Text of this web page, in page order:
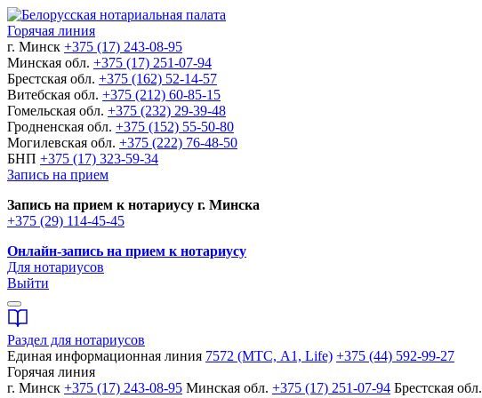
Горячая линия
г. Минск +375 (17) 243-08-95
Минская обл. +375 (17) 251-07-94
Брестская обл. +375 (162) 52-14-57
Витебская обл. +375 (212) 60-85-15
Гомельская обл. +375 (232) 29-39-48
Гродненская обл. +375 (152) 55-50-80
Могилевская обл. +375 (222) 76-48-50
БНП +375 (17) 323-59-34
Запись на прием
Запись на прием к нотариусу г. Минска
+375 (29) 114-45-45
Онлайн-запись на прием к нотариусу
Для нотариусов
Выйти
Раздел для нотариусов
Единая информационная линия 7572 (МТС, A1, Life) +375 (44) 592-99-27
Горячая линия
г. Минск +375 (17) 243-08-95 Минская обл. +375 (17) 251-07-94 Брестская обл.